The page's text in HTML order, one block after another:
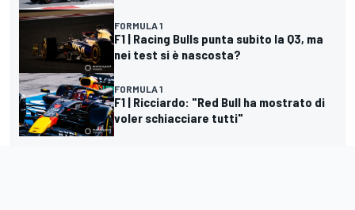
FORMULA 1
F1 | Racing Bulls punta subito la Q3, ma
nei test si è nascosta?
FORMULA 1
F1 | Ricciardo: "Red Bull ha mostrato di
voler schiacciare tutti"